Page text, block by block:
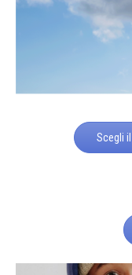
Scegli